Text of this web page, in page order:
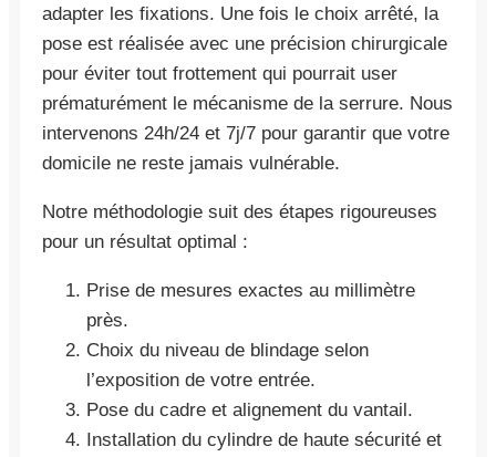
adapter les fixations. Une fois le choix arrêté, la
pose est réalisée avec une précision chirurgicale
pour éviter tout frottement qui pourrait user
prématurément le mécanisme de la serrure. Nous
intervenons 24h/24 et 7j/7 pour garantir que votre
domicile ne reste jamais vulnérable.
Notre méthodologie suit des étapes rigoureuses
pour un résultat optimal :
Prise de mesures exactes au millimètre
près.
Choix du niveau de blindage selon
l’exposition de votre entrée.
Pose du cadre et alignement du vantail.
Installation du cylindre de haute sécurité et